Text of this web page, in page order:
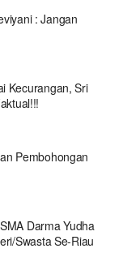
: Jangan
Kecurangan, Sri
Pembohongan
Darma Yudha
Swasta Se-Riau